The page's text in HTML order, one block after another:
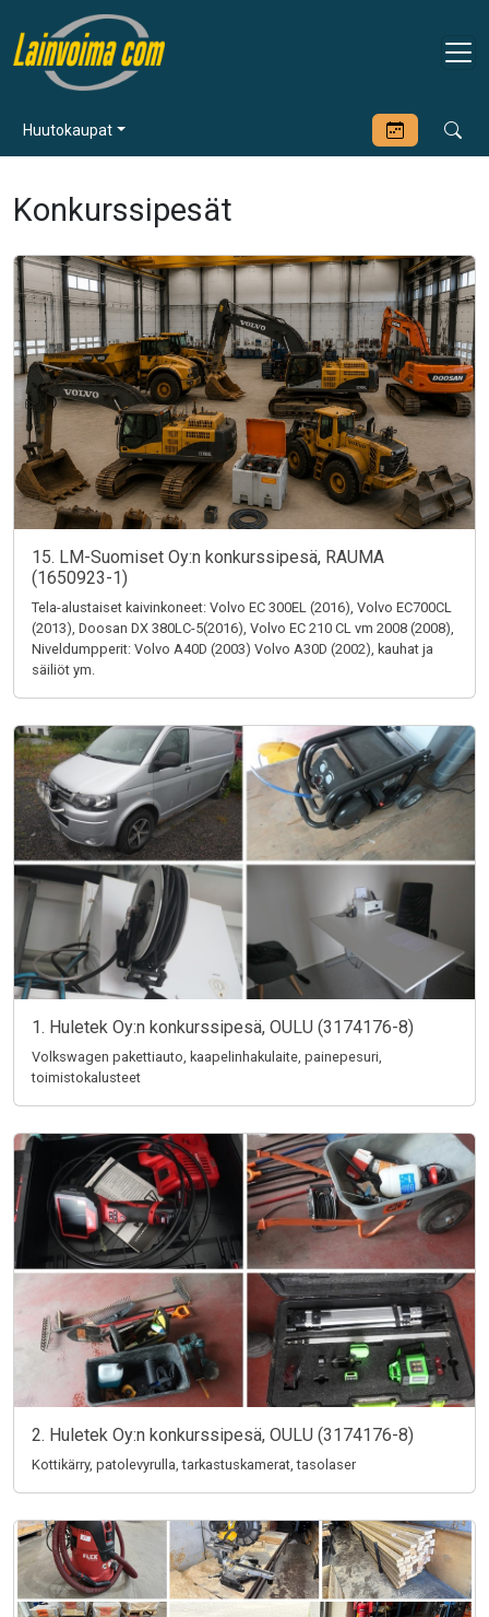
Huutokaupat
Konkurssipesät
15. LM-Suomiset Oy:n konkurssipesä, RAUMA
(1650923-1)
Tela-alustaiset kaivinkoneet: Volvo EC 300EL (2016), Volvo EC700CL
(2013), Doosan DX 380LC-5(2016), Volvo EC 210 CL vm 2008 (2008),
Niveldumpperit: Volvo A40D (2003) Volvo A30D (2002), kauhat ja
säiliöt ym.
1. Huletek Oy:n konkurssipesä, OULU (3174176-8)
Volkswagen pakettiauto, kaapelinhakulaite, painepesuri,
toimistokalusteet
2. Huletek Oy:n konkurssipesä, OULU (3174176-8)
Kottikärry, patolevyrulla, tarkastuskamerat, tasolaser